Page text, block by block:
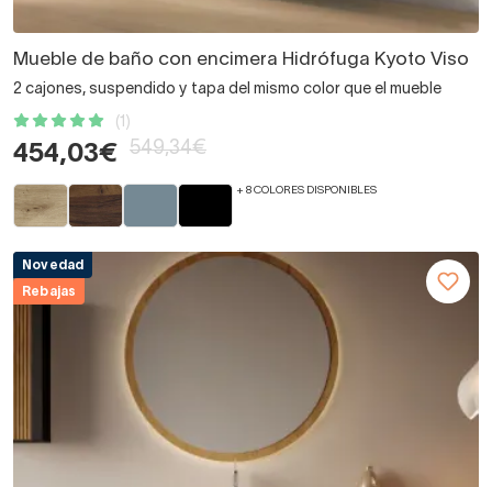
Mueble de baño con encimera Hidrófuga Kyoto Viso
2 cajones, suspendido y tapa del mismo color que el mueble
(1)
454,03€ 549,34€
+ 8 COLORES DISPONIBLES
Novedad
Rebajas